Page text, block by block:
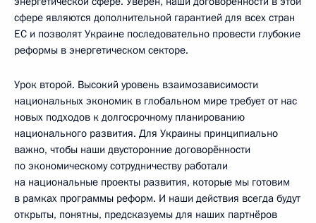
сфере являются дополнительной гарантией для всех стран
ЕС и позволят Украине последовательно провести глубокие
реформы в энергетическом секторе.
Урок второй. Высокий уровень взаимозависимости
национальных экономик в глобальном мире требует от нас
новых подходов к долгосрочному планированию
национального развития. Для Украины принципиально
важно, чтобы наши двусторонние договорённости
по экономическому сотрудничеству работали
на национальные проекты развития, которые мы готовим
в рамках программы реформ. И наши действия всегда будут
открыты, понятны, предсказуемы для наших партнёров